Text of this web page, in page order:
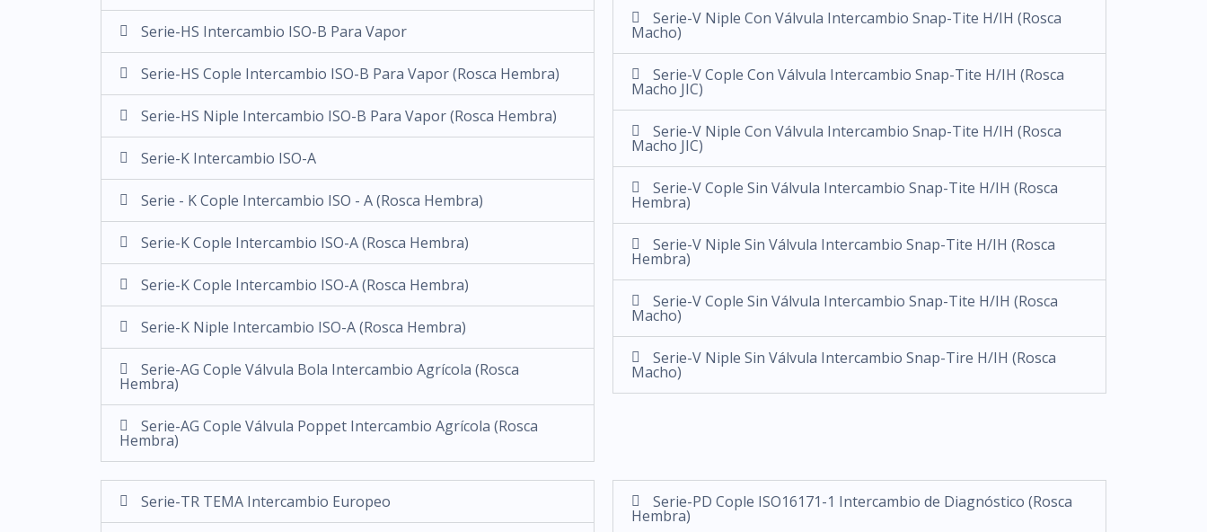
Serie-HS Intercambio ISO-B Para Vapor
Serie-HS Cople Intercambio ISO-B Para Vapor (Rosca Hembra)
Serie-HS Niple Intercambio ISO-B Para Vapor (Rosca Hembra)
Serie-K Intercambio ISO-A
Serie - K Cople Intercambio ISO - A (Rosca Hembra)
Serie-K Cople Intercambio ISO-A (Rosca Hembra)
Serie-K Cople Intercambio ISO-A (Rosca Hembra)
Serie-K Niple Intercambio ISO-A (Rosca Hembra)
Serie-AG Cople Válvula Bola Intercambio Agrícola (Rosca
Hembra)
Serie-AG Cople Válvula Poppet Intercambio Agrícola (Rosca
Hembra)
Serie-V Niple Con Válvula Intercambio Snap-Tite H/IH (Rosca
Macho)
Serie-V Cople Con Válvula Intercambio Snap-Tite H/IH (Rosca
Macho JIC)
Serie-V Niple Con Válvula Intercambio Snap-Tite H/IH (Rosca
Macho JIC)
Serie-V Cople Sin Válvula Intercambio Snap-Tite H/IH (Rosca
Hembra)
Serie-V Niple Sin Válvula Intercambio Snap-Tite H/IH (Rosca
Hembra)
Serie-V Cople Sin Válvula Intercambio Snap-Tite H/IH (Rosca
Macho)
Serie-V Niple Sin Válvula Intercambio Snap-Tire H/IH (Rosca
Macho)
Serie-TR TEMA Intercambio Europeo Serie-PD Cople ISO16171-1 Intercambio de Diagnóstico (Rosca
Hembra)